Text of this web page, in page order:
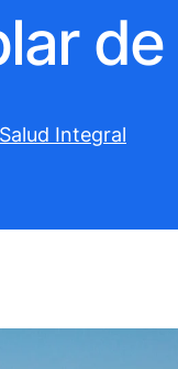
Salud Integral